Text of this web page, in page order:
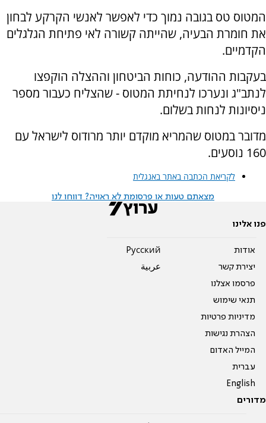
המטוס טס בגובה נמוך כדי לאפשר לאנשי הקרקע לבחון
את חומרת הבעיה, שהייתה קשורה לאי פתיחת הגלגלים
הקדמיים.
בעקבות ההודעה, כוחות הביטחון וההצלה הוקפצו
לנתב"ג ונערכו לנחיתת המטוס - שהצליח כעבור מספר
ניסיונות לנחות בשלום.
מדובר במטוס שהמריא מוקדם יותר מרודוס לישראל עם
160 נוסעים.
לקריאת הכתבה באתר באנגלית
מצאתם טעות או פרסומת לא ראויה? דווחו לנו
פנו אלינו
אודות
יצירת קשר
פרסמו אצלנו
תנאי שימוש
מדיניות פרטיות
הצהרת נגישות
המייל האדום
עברית
English
Pусский
عربية
מדורים